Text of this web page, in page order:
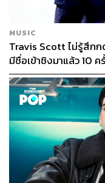
MUSIC
Travis Scott ไม่รู้สึกก
มีชื่อเข้าชิงมาแล้ว 10 ค